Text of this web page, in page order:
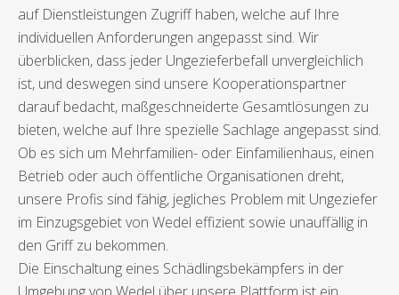
auf Dienstleistungen Zugriff haben, welche auf Ihre
individuellen Anforderungen angepasst sind. Wir
überblicken, dass jeder Ungezieferbefall unvergleichlich
ist, und deswegen sind unsere Kooperationspartner
darauf bedacht, maßgeschneiderte Gesamtlösungen zu
bieten, welche auf Ihre spezielle Sachlage angepasst sind.
Ob es sich um Mehrfamilien- oder Einfamilienhaus, einen
Betrieb oder auch öffentliche Organisationen dreht,
unsere Profis sind fähig, jegliches Problem mit Ungeziefer
im Einzugsgebiet von Wedel effizient sowie unauffällig in
den Griff zu bekommen.
Die Einschaltung eines Schädlingsbekämpfers in der